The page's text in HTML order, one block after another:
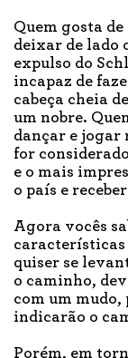
Quem gosta
deixar de lado
expulso do
incapaz de
cabeça cheia
um nobre.
dançar e jogar
for
e o mais
o país e
Agora vocês
características
quiser se
o caminho,
com um mudo,
indicarão o
Porém, em